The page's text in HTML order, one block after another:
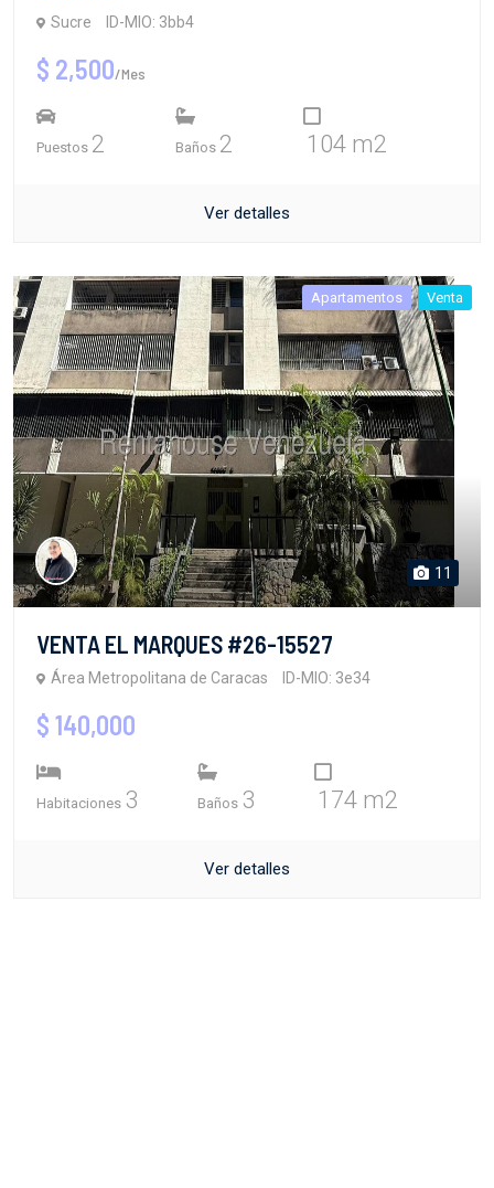
Sucre ID-MIO: 3bb4
$ 2,500/Mes
Puestos 2 Baños 2 104 m2
Ver detalles
Apartamentos Venta
11
VENTA EL MARQUES #26-15527
Área Metropolitana de Caracas ID-MIO: 3e34
$ 140,000
Habitaciones 3 Baños 3 174 m2
Ver detalles